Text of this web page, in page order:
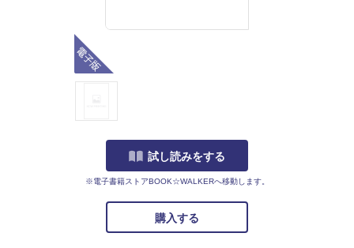
試し読みをする
※電子書籍ストアBOOK☆WALKERへ移動します。
購入する